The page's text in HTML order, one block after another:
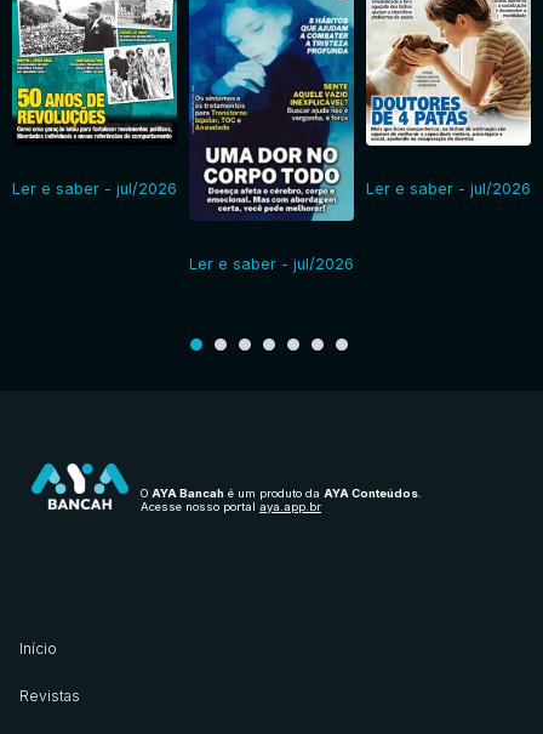
Ler e saber - jul/2026
Ler e saber - jul/2026
Ler e saber - jul/2026
O AYA Bancah é um produto da AYA Conteúdos
Acesse nosso portal aya.app.br
Início
Revistas